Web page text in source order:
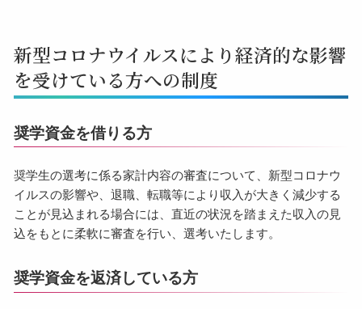
新型コロナウイルスにより経済的な影響
を受けている方への制度
奨学資金を借りる方
奨学生の選考に係る家計内容の審査について、新型コロナウ
イルスの影響や、退職、転職等により収入が大きく減少する
ことが見込まれる場合には、直近の状況を踏まえた収入の見
込をもとに柔軟に審査を行い、選考いたします。
奨学資金を返済している方